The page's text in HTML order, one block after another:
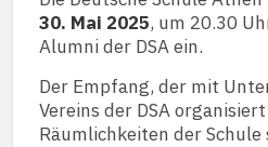
30. Mai 2025, um 20.30
Alumni der DSA ein.
Der Empfang, der mit
Vereins der DSA
Räumlichkeiten der